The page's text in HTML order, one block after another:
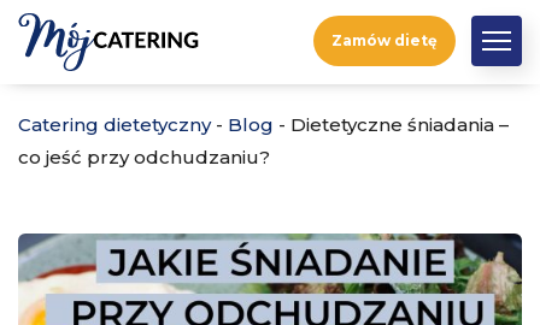
Zamów dietę
Catering dietetyczny- Blog - Dietetyczne śniadania –
co jeść przy odchudzaniu?